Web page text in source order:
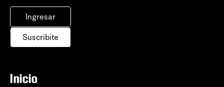
Ingresar
Suscribite
Inicio